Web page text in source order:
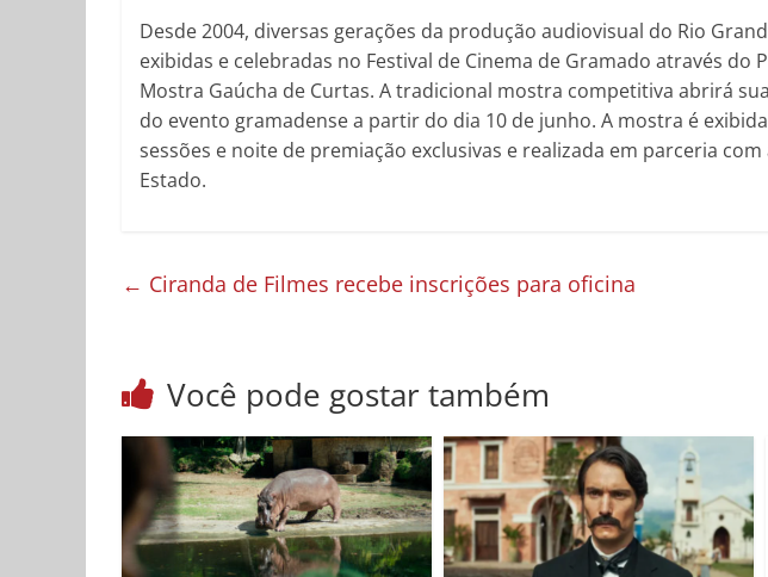
Desde 2004, diversas gerações da produção audiovisual do Rio
exibidas e celebradas no Festival de Cinema de Gramado através do
Mostra Gaúcha de Curtas. A tradicional mostra competitiva abrirá
do evento gramadense a partir do dia 10 de junho. A mostra é
sessões e noite de premiação exclusivas e realizada em parceria
Estado.
← Ciranda de Filmes recebe inscrições para oficina
Você pode gostar também